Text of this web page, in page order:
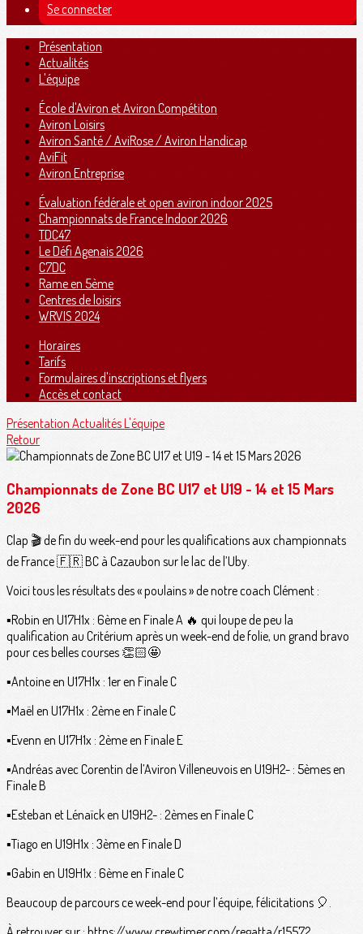
Se connecter
Présentation
Actualités
L'équipe
École d'Aviron et Aviron Compétiton
Aviron Loisirs
Aviron Santé / AviRose / Aviron Handicap
AviFit
Aviron Entreprise
Évaluation fédérale et open aviron indoor 2025
Championnats de France Indoor 2026
TDC47
Le Défi Agenais 2026
C7DC
Rame en 5ème
Centres de loisirs
WRVIS 2024
Horaires
Tarifs
Formulaires d'inscriptions et flyers
Accès et contact
Présentation ActualitésL'équipe
Retour
Championnats de Zone BC U17 et U19 - 14 et 15 Mars
2026
Clap 🎬 de fin du week-end pour les qualifications aux championnats
de France 🇫🇷 BC à Cazaubon sur le lac de l’Uby.
Voici tous les résultats des « poulains » de notre coach Clément :
▪️Robin en U17H1x : 6ème en Finale A 🔥 qui loupe de peu la
qualification au Critérium après un week-end de folie, un grand bravo
pour ces belles courses 👏🏻🤩
▪️Antoine en U17H1x : 1er en Finale C
▪️Maël en U17H1x : 2ème en Finale C
▪️Evenn en U17H1x : 2ème en Finale E
▪️Andréas avec Corentin de l’Aviron Villeneuvois en U19H2- : 5èmes en
Finale B
▪️Esteban et Lénaïck en U19H2- : 2èmes en Finale C
▪️Tiago en U19H1x : 3ème en Finale D
▪️Gabin en U19H1x : 6ème en Finale C
Beaucoup de parcours ce week-end pour l’équipe, félicitations 🎈.